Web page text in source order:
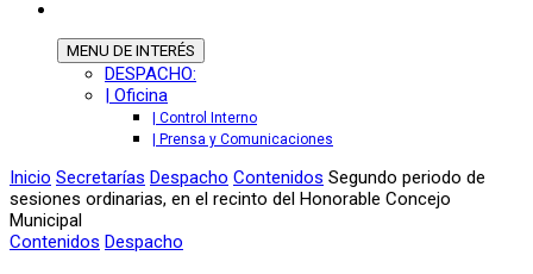
MENU DE INTERÉS
DESPACHO:
| Oficina
| Control Interno
| Prensa y Comunicaciones
Inicio Secretarías Despacho Contenidos Segundo periodo de
sesiones ordinarias, en el recinto del Honorable Concejo
Municipal
Contenidos Despacho